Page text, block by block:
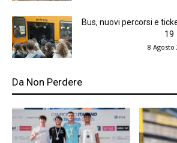
Bus, nuovi percorsi e
19
8 Agosto
Da Non Perdere